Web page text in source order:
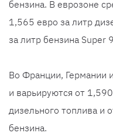
бензина. В еврозоне
1,565 евро за литр
за литр бензина Super
Во Франции, Германии
и варьируются от
дизельного топлива и
бензина.